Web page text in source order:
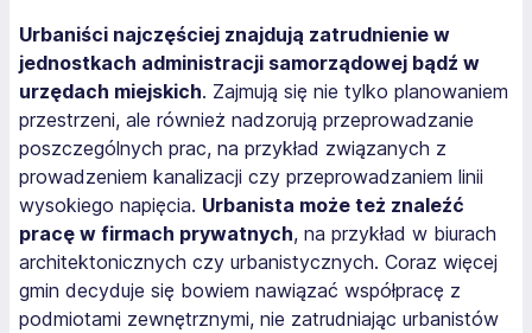
Urbaniści najczęściej znajdują zatrudnienie w
jednostkach administracji samorządowej bądź w
urzędach miejskich. Zajmują się nie tylko planowaniem
przestrzeni, ale również nadzorują przeprowadzanie
poszczególnych prac, na przykład związanych z
prowadzeniem kanalizacji czy przeprowadzaniem linii
wysokiego napięcia. Urbanista może też znaleźć
pracę w firmach prywatnych, na przykład w biurach
architektonicznych czy urbanistycznych. Coraz więcej
gmin decyduje się bowiem nawiązać współpracę z
podmiotami zewnętrznymi, nie zatrudniając urbanistów